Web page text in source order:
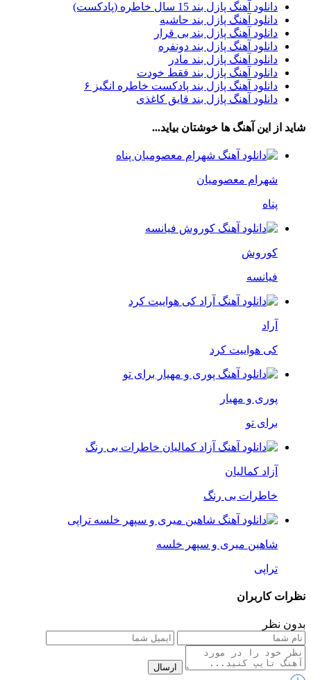
دانلود آهنگ پازل بند 15 سال خاطره (پادکست)
دانلود آهنگ پازل بند حاشیه
دانلود آهنگ پازل بند بی قرار
دانلود آهنگ پازل بند دونفره
دانلود آهنگ پازل بند مادر
دانلود آهنگ پازل بند فقط خودت
دانلود آهنگ پازل بند پادکست خاطره انگیز ۶
دانلود آهنگ پازل بند قایق کاغذی
شاید از این آهنگ ها خوشتان بیاید...
شهرام معصومیان
پناه
کوروش
فیانسه
آراد
کی هواییت کرد
پوری و مهیار
برای تو
آزاد کمالیان
خاطرات بی رنگ
شاهین میری و سپهر خلسه
تراپی
نظرات کاربران
بدون نظر
ارسال